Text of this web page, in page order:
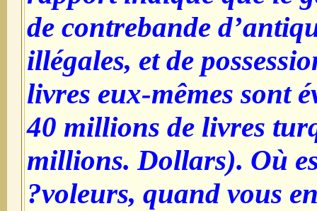
de contrebande
illégales, et de
livres eux-mêmes sont
40 millions de livres
millions. Dollars). Où
voleurs, quand vous en